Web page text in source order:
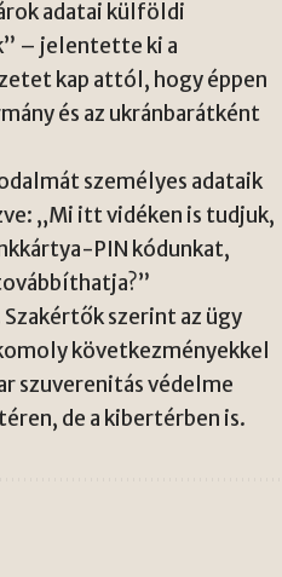
adatai külföldi
– jelentette ki a
kap attól, hogy éppen
és az ukránbarátként
személyes adataik
„Mi itt vidéken is tudjuk,
PIN kódunkat,
szerint az ügy
következményekkel
szuverenitás védelme
de a kibertérben is.